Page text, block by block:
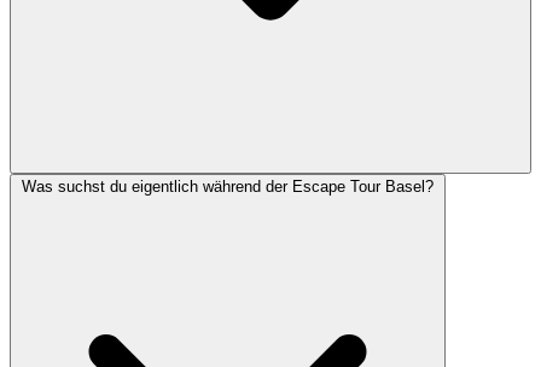
Was suchst du eigentlich während der Escape Tour Basel?